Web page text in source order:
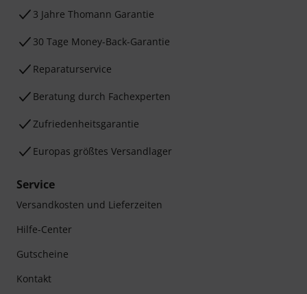
3 Jahre Thomann Garantie
30 Tage Money-Back-Garantie
Reparaturservice
Beratung durch Fachexperten
Zufriedenheitsgarantie
Europas größtes Versandlager
Service
Versandkosten und Lieferzeiten
Hilfe-Center
Gutscheine
Kontakt